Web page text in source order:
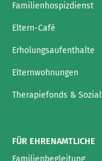
Familienhospizdienst
Eltern-Café
Erholungsaufenthalte
Elternwohnungen
Therapiefonds &
FÜR EHRENAMTLICHE